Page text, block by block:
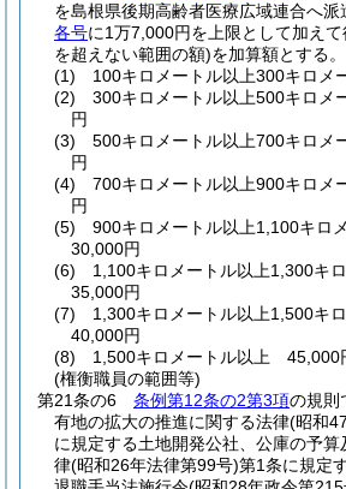
を島根県後期高齢者医療広域連合へ派
各号に1万7,000円を上限として加え
を超えない範囲の額)を加算額とする。
(1)
100キロメートル以上300キロ
(2)
300キロメートル以上500キロ
円
(3)
500キロメートル以上700キロ
円
(4)
700キロメートル以上900キロ
円
(5)
900キロメートル以上1,100キロ
30,000円
(6)
1,100キロメートル以上1,300キ
35,000円
(7)
1,300キロメートル以上1,500キ
40,000円
(8)
1,500キロメートル以上 45,000
(権衡職員の範囲等)
第21条の6
条例第12条の2第3項の規則
有地の拡大の推進に関する法律(昭和
に規定する土地開発公社、公庫の予
律(昭和26年法律第99号)第1条に規定